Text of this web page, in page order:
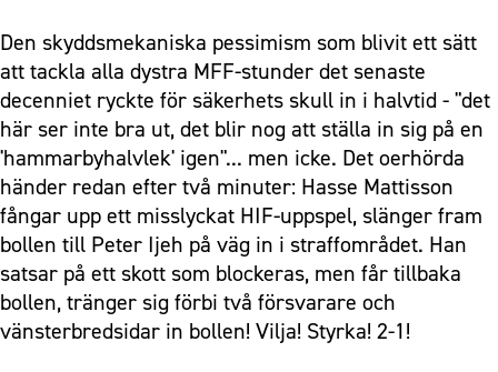
Den skyddsmekaniska pessimism som blivit ett sätt
att tackla alla dystra MFF-stunder det senaste
decenniet ryckte för säkerhets skull in i halvtid - "det
här ser inte bra ut, det blir nog att ställa in sig på en
'hammarbyhalvlek' igen"... men icke. Det oerhörda
händer redan efter två minuter: Hasse Mattisson
fångar upp ett misslyckat HIF-uppspel, slänger fram
bollen till Peter Ijeh på väg in i straffområdet. Han
satsar på ett skott som blockeras, men får tillbaka
bollen, tränger sig förbi två försvarare och
vänsterbredsidar in bollen! Vilja! Styrka! 2-1!